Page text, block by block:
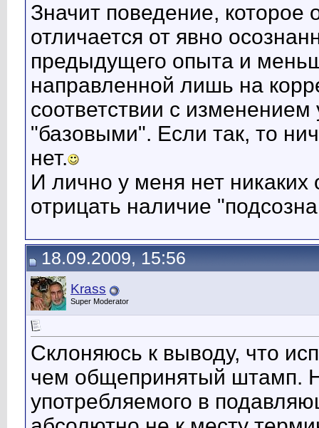
Значит поведение, которое
отличается от явно
предыдущего опыта и
направленной лишь на
соответствии с
"базовыми". Если так, то
нет.
И лично у меня нет никаких
отрицать наличие
18.09.2009, 15:56
Krass
Super Moderator
Склоняюсь к выводу, что
чем общепринятый штамп.
употребляемого в